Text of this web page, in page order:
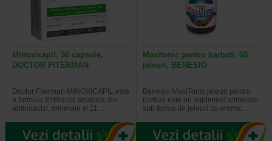
Minoxicapil, 30 capsule,
DOCTOR FITERMAN
Doctor Fiterman MINOXICAPIL este
o formula fortifianta alcatuita din
aminoacizi, minerale si 11…
Maxitonic pentru barbati, 60
jeleuri, BENESIO
Benesio MaxiTonic jeleuri pentru
barbati este un supliment alimentar
sub forma de jeleuri cu aroma…